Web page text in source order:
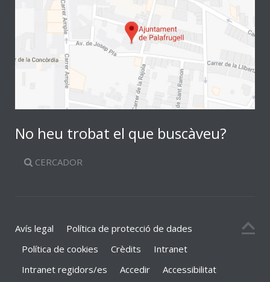
No heu trobat el que buscàveu?
CERCADOR
Avís legal
Política de protecció de dades
Política de cookies
Crèdits
Intranet
Intranet regidors/es
Accedir
Accessibilitat